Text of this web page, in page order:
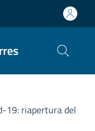
19: riapertura del